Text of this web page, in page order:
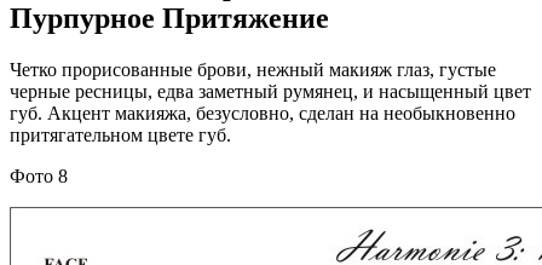
Пурпурное Притяжение
Четко прорисованные брови, нежный макияж глаз, густые
черные ресницы, едва заметный румянец, и насыщенный цвет
губ. Акцент макияжа, безусловно, сделан на необыкновенно
притягательном цвете губ.
Фото 8